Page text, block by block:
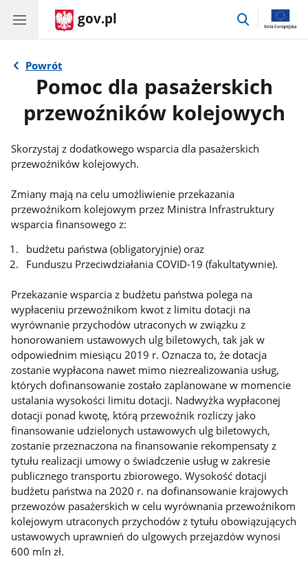
gov.pl
przejdź
Powrót
Pomoc dla pasażerskich
przewoźników kolejowych
Skorzystaj z dodatkowego wsparcia dla pasażerskich
przewoźników kolejowych.
Informacje:
Zmiany mają na celu umożliwienie przekazania
przewoźnikom kolejowym przez Ministra Infrastruktury
wsparcia finansowego z:
budżetu państwa (obligatoryjnie) oraz
Funduszu Przeciwdziałania COVID-19 (fakultatywnie).
Przekazanie wsparcia z budżetu państwa polega na
wypłaceniu przewoźnikom kwot z limitu dotacji na
wyrównanie przychodów utraconych w związku z
honorowaniem ustawowych ulg biletowych, tak jak w
odpowiednim miesiącu 2019 r. Oznacza to, że dotacja
zostanie wypłacona nawet mimo niezrealizowania usług,
których dofinansowanie zostało zaplanowane w momencie
ustalania wysokości limitu dotacji. Nadwyżka wypłaconej
dotacji ponad kwotę, którą przewoźnik rozliczy jako
finansowanie udzielonych ustawowych ulg biletowych,
zostanie przeznaczona na finansowanie rekompensaty z
tytułu realizacji umowy o świadczenie usług w zakresie
publicznego transportu zbiorowego. Wysokość dotacji
budżetu państwa na 2020 r. na dofinansowanie krajowych
przewozów pasażerskich w celu wyrównania przewoźnikom
kolejowym utraconych przychodów z tytułu obowiązujących
ustawowych uprawnień do ulgowych przejazdów wynosi
600 mln zł.